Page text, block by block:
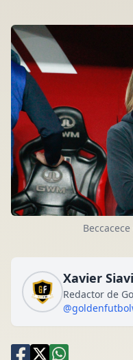
Xavier
Redactor de